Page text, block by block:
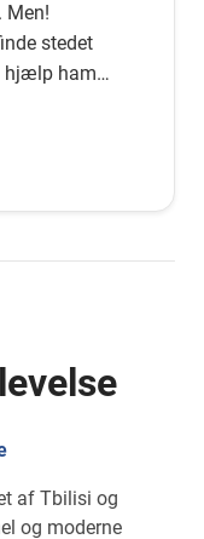
Men!
stedet
hjælp ham
vi håber,
med
af Tbilisi og
og moderne